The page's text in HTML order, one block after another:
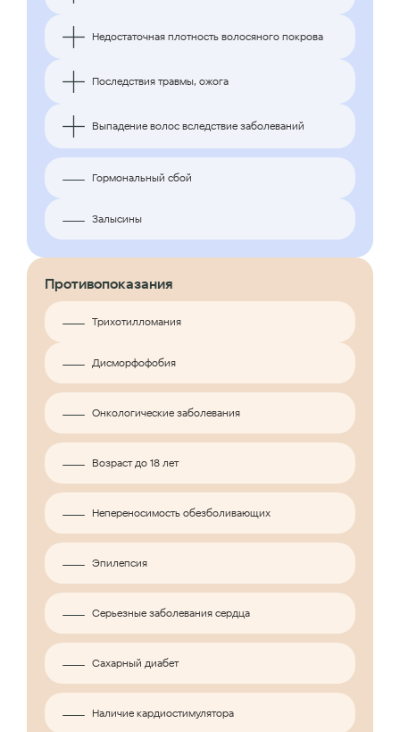
Недостаточная плотность волосяного покрова
Последствия травмы, ожога
Выпадение волос вследствие заболеваний
Гормональный сбой
Залысины
Противопоказания
Трихотилломания
Дисморфофобия
Онкологические заболевания
Возраст до 18 лет
Непереносимость обезболивающих
Эпилепсия
Серьезные заболевания сердца
Сахарный диабет
Наличие кардиостимулятора